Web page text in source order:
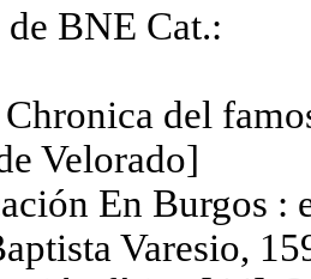
de BNE Cat.:
del
Velorado]
En Burgos :
Varesio,